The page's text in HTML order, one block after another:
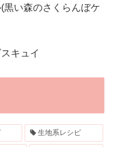
黒い森のさくらんぼケ
キュイ
生地系レシピ